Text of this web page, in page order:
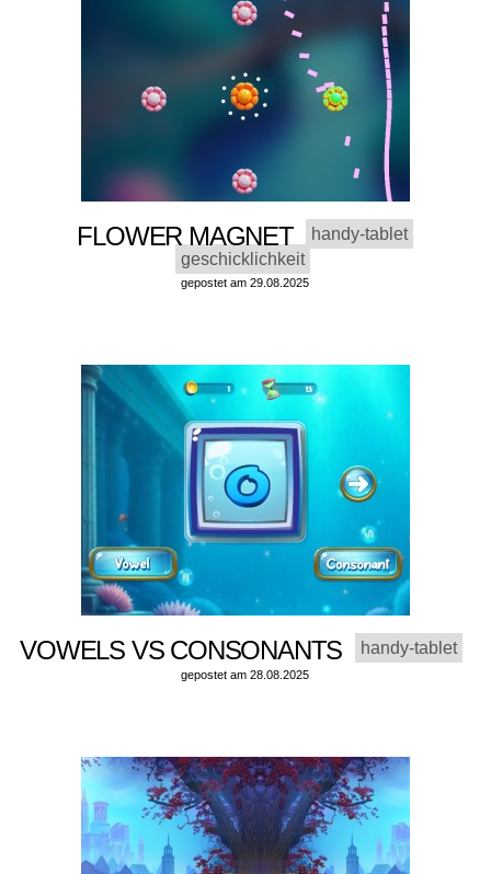
FLOWER MAGNET
handy-tablet
geschicklichkeit
gepostet am 29.08.2025
VOWELS VS CONSONANTS handy-tablet
gepostet am 28.08.2025